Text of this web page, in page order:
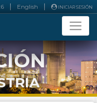
| English | INICIAR SESIÓN